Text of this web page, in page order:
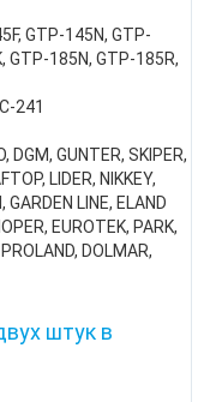
GTP-145N, GTP-
GTP-185N, GTP-185R,
241
GUNTER, SKIPER,
LIDER, NIKKEY,
LINE, ELAND
EUROTEK, PARK,
DOLMAR,
штук в